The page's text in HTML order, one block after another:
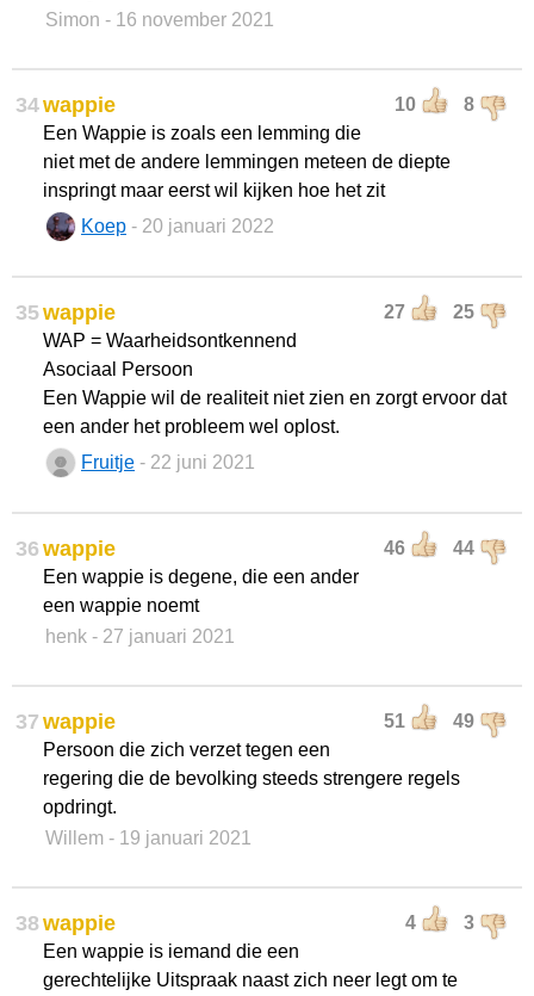
Simon - 16 november 2021
34 10 8
wappie
Een Wappie is zoals een lemming die
niet met de andere lemmingen meteen de diepte
inspringt maar eerst wil kijken hoe het zit
Koep - 20 januari 2022
35 27 25
wappie
WAP = Waarheidsontkennend
Asociaal Persoon
Een Wappie wil de realiteit niet zien en zorgt ervoor dat
een ander het probleem wel oplost.
Fruitje - 22 juni 2021
36 46 44
wappie
Een wappie is degene, die een ander
een wappie noemt
henk - 27 januari 2021
37 51 49
wappie
Persoon die zich verzet tegen een
regering die de bevolking steeds strengere regels
opdringt.
Willem - 19 januari 2021
38 4 3
wappie
Een wappie is iemand die een
gerechtelijke Uitspraak naast zich neer legt om te